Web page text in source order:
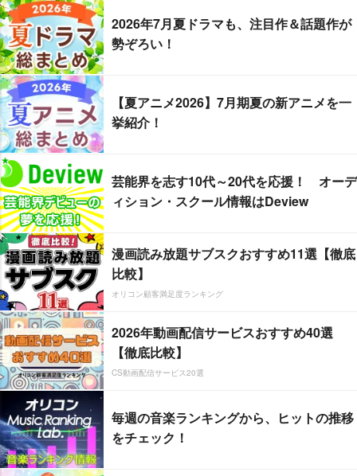
2026年7月夏ドラマも、注目作＆話題作が
勢ぞろい！
【夏アニメ2026】7月期夏の新アニメを一
挙紹介！
芸能界を志す10代～20代を応援！ オーデ
ィション・スクール情報はDeview
漫画読み放題サブスクおすすめ11選【徹底
比較】
オリコン顧客満足度ランキング
2026年動画配信サービスおすすめ40選
【徹底比較】
CS動画配信サービス20選
毎週の音楽ランキングから、ヒットの推移
をチェック！